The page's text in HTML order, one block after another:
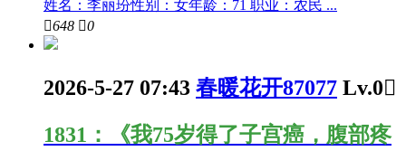
姓名：李丽玢性别：女年龄：71 职业：农民 ...
648 0
2026-5-27 07:43 春暖花开87077 Lv.0
1831：《我75岁得了子宫癌，腹部疼